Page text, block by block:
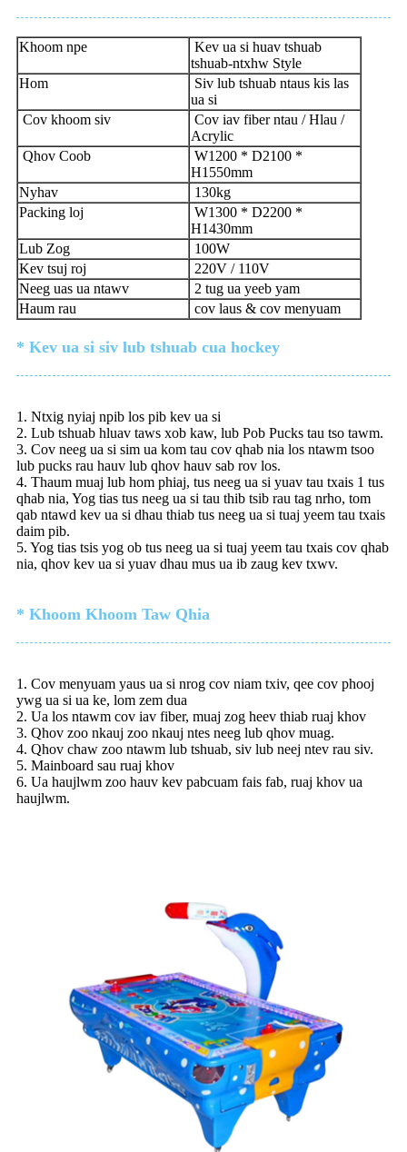
Khoom npe
Kev ua si huav tshuab
tshuab-ntxhw Style
Hom
Siv lub tshuab ntaus kis las
ua si
Cov khoom siv
Cov iav fiber ntau / Hlau /
Acrylic
Qhov Coob
W1200 * D2100 *
H1550mm
Nyhav
130kg
Packing loj
W1300 * D2200 *
H1430mm
Lub Zog
100W
Kev tsuj roj
220V / 110V
Neeg uas ua ntawv
2 tug ua yeeb yam
Haum rau
cov laus & cov menyuam
* Kev ua si siv lub tshuab cua hockey
1. Ntxig nyiaj npib los pib kev ua si
2. Lub tshuab hluav taws xob kaw, lub Pob Pucks tau tso tawm.
3. Cov neeg ua si sim ua kom tau cov qhab nia los ntawm tsoo
lub pucks rau hauv lub qhov hauv sab rov los.
4. Thaum muaj lub hom phiaj, tus neeg ua si yuav tau txais 1 tus
qhab nia, Yog tias tus neeg ua si tau thib tsib rau tag nrho, tom
qab ntawd kev ua si dhau thiab tus neeg ua si tuaj yeem tau txais
daim pib.
5. Yog tias tsis yog ob tus neeg ua si tuaj yeem tau txais cov qhab
nia, qhov kev ua si yuav dhau mus ua ib zaug kev txwv.
* Khoom Khoom Taw Qhia
1. Cov menyuam yaus ua si nrog cov niam txiv, qee cov phooj
ywg ua si ua ke, lom zem dua
2. Ua los ntawm cov iav fiber, muaj zog heev thiab ruaj khov
3. Qhov zoo nkauj zoo nkauj ntes neeg lub qhov muag.
4. Qhov chaw zoo ntawm lub tshuab, siv lub neej ntev rau siv.
5. Mainboard sau ruaj khov
6. Ua haujlwm zoo hauv kev pabcuam fais fab, ruaj khov ua
haujlwm.